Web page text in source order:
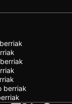
berriak